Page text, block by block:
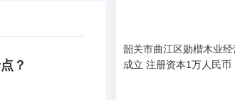
？
韶关市曲江区勋楷木业经
成立 注册资本1万人民币